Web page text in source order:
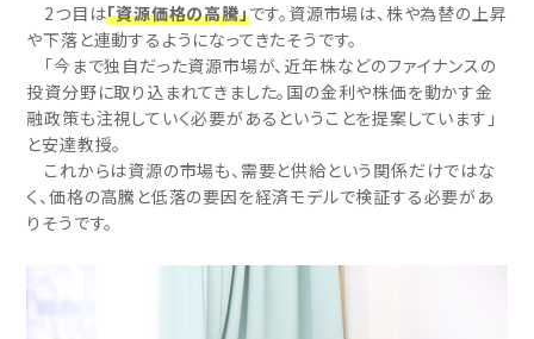
2つ目は「資源価格の高騰」です。資源市場は、株や為替の上昇
や下落と連動するようになってきたそうです。
「今まで独自だった資源市場が、近年株などのファイナンスの
投資分野に取り込まれてきました。国の金利や株価を動かす金
融政策も注視していく必要があるということを提案しています」
と安達教授。
これからは資源の市場も、需要と供給という関係だけではな
く、価格の高騰と低落の要因を経済モデルで検証する必要があ
りそうです。